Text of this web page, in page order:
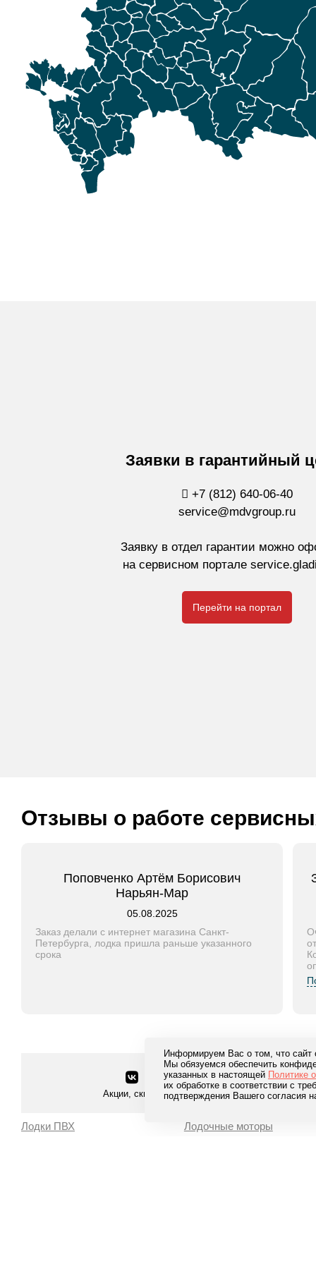
Информируем Вас о том, что сайт
Мы обязуемся обеспечить
указанных в настоящей Политике
их обработке в соответствии с
подтверждения Вашего согласия
Заявки в гарантийный
+7 (812) 640-06-40
service@mdvgroup.ru
Заявку в отдел гарантии можно
на сервисном портале
Перейти на портал
Отзывы о работе
Поповченко Артём Борисович
Нарьян-Мар
05.08.2025
Заказ делали с интернет магазина Санкт-
Петербурга, лодка пришла раньше указанного
срока
Акции, скидки и многое другое
Лодки ПВХ Лодочные моторы